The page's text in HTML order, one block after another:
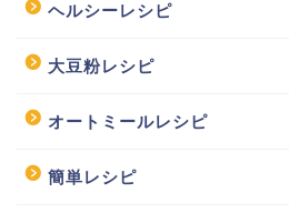
ヘルシーレシピ
大豆粉レシピ
オートミールレシピ
簡単レシピ